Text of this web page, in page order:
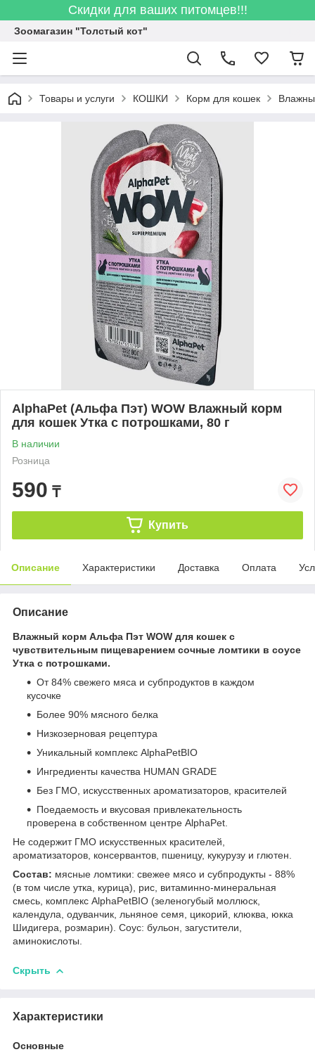
Скидки для ваших питомцев!!!
Зоомагазин "Толстый кот"
Товары и услуги КОШКИ Корм для кошек
AlphaPet (Альфа Пэт) WOW Влажный корм
для кошек Утка с потрошками, 80 г
В наличии
Розница
590 ₸
Купить
Описание Характеристики Доставка Оплата
Описание
Влажный корм Альфа Пэт WOW для кошек с
чувствительным пищеварением сочные ломтики в соусе
Утка с потрошками.
От 84% свежего мяса и субпродуктов в каждом
кусочке
Более 90% мясного белка
Низкозерновая рецептура
Уникальный комплекс AlphaPetBIO
Ингредиенты качества HUMAN GRADE
Без ГМО, искусственных ароматизаторов, красителей
Поедаемость и вкусовая привлекательность
проверена в собственном центре AlphaPet.
Не содержит ГМО искусственных красителей,
ароматизаторов, консервантов, пшеницу, кукурузу и глютен.
Состав: мясные ломтики: свежее мясо и субпродукты - 88%
(в том числе утка, курица), рис, витаминно-минеральная
смесь, комплекс AlphaPetBIO (зеленогубый моллюск,
календула, одуванчик, льняное семя, цикорий, клюква, юкка
Шидигера, розмарин). Соус: бульон, загустители,
аминокислоты.
Скрыть
Характеристики
Основные